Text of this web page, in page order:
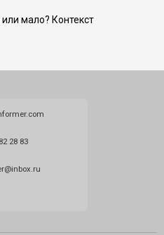
мало? Контекст
28 83